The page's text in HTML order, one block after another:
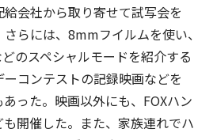
会社から取り寄せて試写会を
らには、8mmフイルムを使い、
のスペシャルモードを紹介する
コンテストの記録映画などを
った。映画以外にも、FOXハン
開催した。また、家族連れでハ